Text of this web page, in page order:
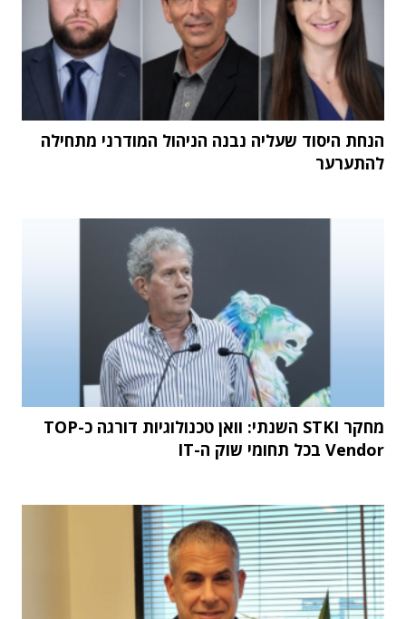
הנחת היסוד שעליה נבנה הניהול המודרני מתחילה
להתערער
מחקר STKI השנתי: וואן טכנולוגיות דורגה כ-TOP
Vendor בכל תחומי שוק ה-IT